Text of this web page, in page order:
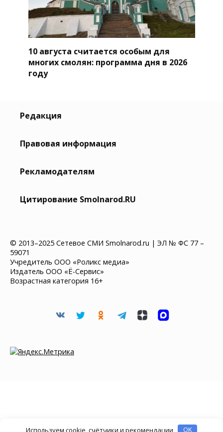
10 августа считается особым для
многих смолян: программа дня в 2026
году
Редакция
Правовая информация
Рекламодателям
Цитирование Smolnarod.RU
© 2013–2025 Сетевое СМИ Smolnarod.ru | ЭЛ № ФС 77 –
59071
Учредитель ООО «Роликс медиа»
Издатель ООО «Ё-Сервис»
Возрастная категория 16+
Используем cookie, счётчики и рекомендации OK